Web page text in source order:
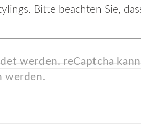
Bitte beachten Sie,
werden. reCaptcha
werden.